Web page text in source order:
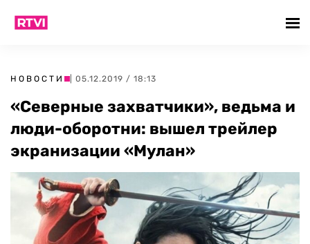
НОВОСТИ | 05.12.2019 / 18:13
«Северные захватчики», ведьма и
люди-оборотни: вышел трейлер
экранизации «Мулан»